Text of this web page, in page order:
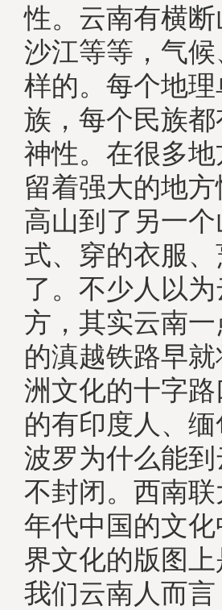
性。云南有横
沙江等等，气
样的。每个地
族，每个民族
神性。在很多
留着强大的地
高山到了另一
式、穿的衣服
了。不少人以
方，其实云南
的滇越铁路早
洲文化的十字
的有印度人、
波罗为什么能
不封闭。西南
年代中国的文
界文化的版图
我们云南人而